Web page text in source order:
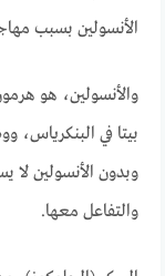
الأنسولين بسبب
والأنسولين، هو
بيتا في البنكرياس،
وبدون الأنسولين لا
والتفاعل معها.